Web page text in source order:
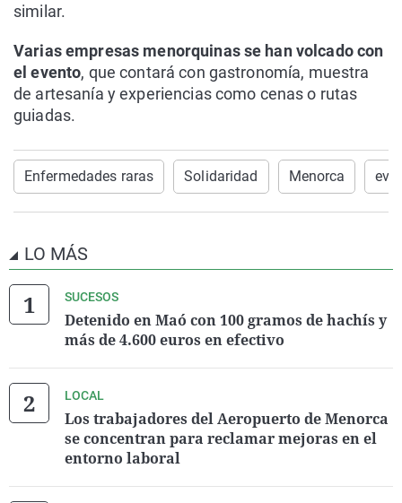
similar.
Varias empresas menorquinas se han volcado con
el evento, que contará con gastronomía, muestra
de artesanía y experiencias como cenas o rutas
guiadas.
Enfermedades raras Solidaridad Menorca
LO MÁS
SUCESOS
Detenido en Maó con 100 gramos de hachís y
más de 4.600 euros en efectivo
LOCAL
Los trabajadores del Aeropuerto de Menorca
se concentran para reclamar mejoras en el
entorno laboral